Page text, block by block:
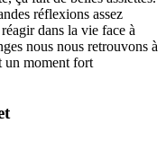
réflexions assez
dans la vie face à
nous nous retrouvons à
un moment fort